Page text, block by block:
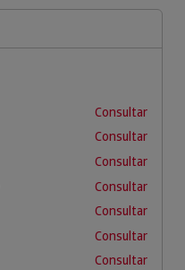
Consultar
Consultar
Consultar
Consultar
Consultar
Consultar
Consultar